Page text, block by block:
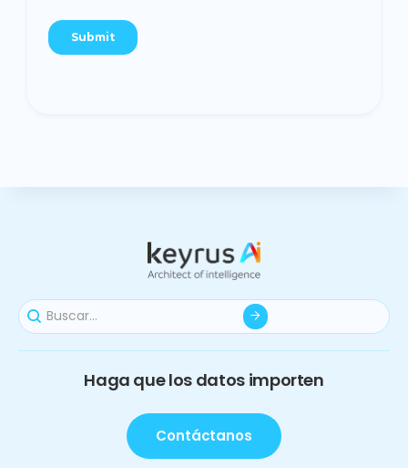
Haga que los datos importen
Contáctanos